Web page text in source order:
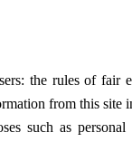
the rules of fair
from this site
such as personal